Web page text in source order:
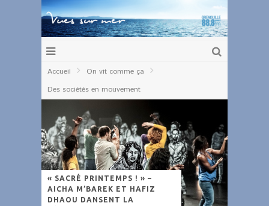
Accueil
On vit comme ça
Des sociétés en mouvement
« SACRÉ PRINTEMPS ! » –
AICHA M’BAREK ET HAFIZ
DHAOU DANSENT LA